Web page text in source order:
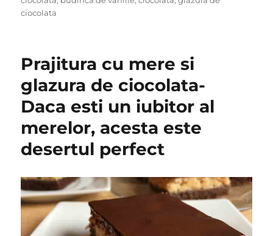
ciocolata
Prajitura cu mere si
glazura de ciocolata-
Daca esti un iubitor al
merelor, acesta este
desertul perfect